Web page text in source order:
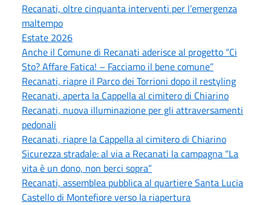
Recanati, oltre cinquanta interventi per l’emergenza
maltempo
Estate 2026
Anche il Comune di Recanati aderisce al progetto “Ci
Sto? Affare Fatica! – Facciamo il bene comune”
Recanati, riapre il Parco dei Torrioni dopo il restyling
Recanati, aperta la Cappella al cimitero di Chiarino
Recanati, nuova illuminazione per gli attraversamenti
pedonali
Recanati, riapre la Cappella al cimitero di Chiarino
Sicurezza stradale: al via a Recanati la campagna “La
vita è un dono, non berci sopra”
Recanati, assemblea pubblica al quartiere Santa Lucia
Castello di Montefiore verso la riapertura